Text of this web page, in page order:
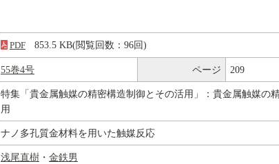
PDF 853.5 KB(閲覧回数：96回)
55巻4号 ページ 209
特集「貴金属触媒の精密構造制御とその活用」：貴金属触媒の
用
ナノ多孔質金材料を用いた触媒反応
浅尾直樹 ・ 金鉄男